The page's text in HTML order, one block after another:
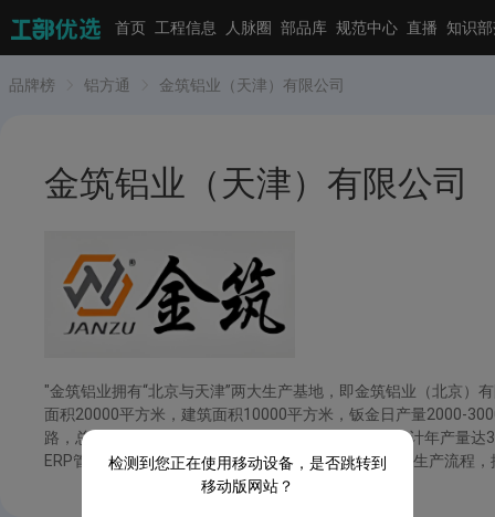
首页 工程信息 人脉圈 部品库 规范中心 直播 知识
品牌榜 铝方通 金筑铝业（天津）有限公司
金筑铝业（天津）有限公司
"金筑铝业拥有“北京与天津”两大生产基地，即金筑铝业（北京
面积20000平方米，建筑面积10000平方米，钣金日产量2000-
路，总共占地155亩，厂房建筑面积70000平方米，设计年产量
ERP管理系统对整个生产过程进行精细化管理，规范了生产流程
检测到您正在使用移动设备，是否跳转到
移动版网站？